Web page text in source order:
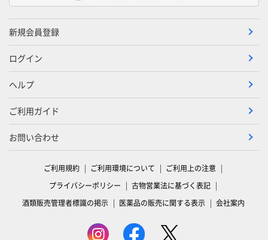
新規会員登録
ログイン
ヘルプ
ご利用ガイド
お問い合わせ
ご利用規約 ご利用環境について
ご利用上の注意
プライバシーポリシー
古物営業法に基づく表記
酒類販売管理者標識の掲示
医薬品の販売に関する表示 会社案内